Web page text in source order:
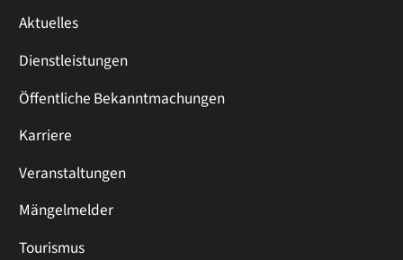
Aktuelles
Dienstleistungen
Öffentliche Bekanntmachungen
Karriere
Veranstaltungen
Mängelmelder
Tourismus